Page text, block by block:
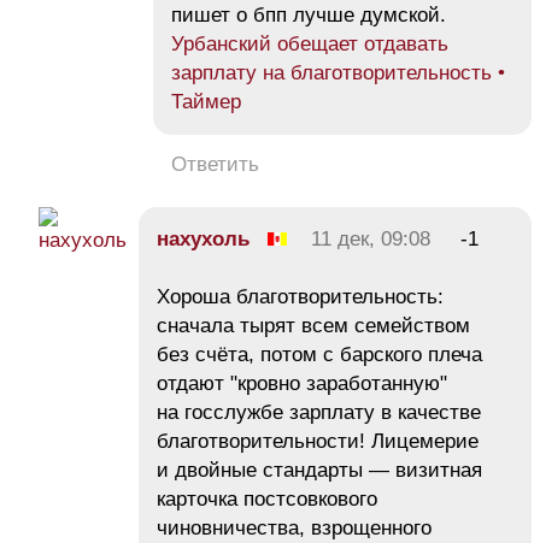
пишет о бпп лучше думской.
Урбанский обещает отдавать
зарплату на благотворительность •
Таймер
Ответить
нахухоль 11 дек, 09:08 -1
Хороша благотворительность:
сначала тырят всем семейством
без счёта, потом с барского плеча
отдают "кровно заработанную"
на госслужбе зарплату в качестве
благотворительности! Лицемерие
и двойные стандарты — визитная
карточка постсовкового
чиновничества, взрощенного